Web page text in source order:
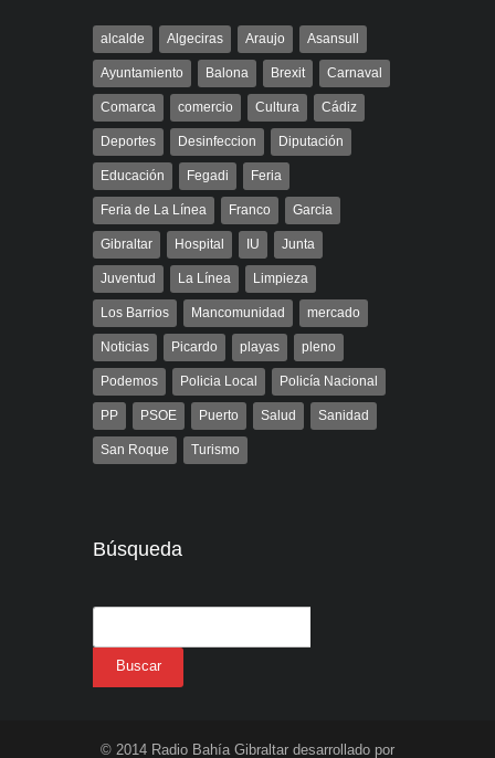
alcalde Algeciras Araujo Asansull
Ayuntamiento Balona Brexit Carnaval
Comarca comercio Cultura Cádiz
Deportes Desinfeccion Diputación
Educación Fegadi Feria
Feria de La Línea Franco Garcia
Gibraltar Hospital IU Junta
Juventud La Línea Limpieza
Los Barrios Mancomunidad mercado
Noticias Picardo playas pleno
Podemos Policia Local Policía Nacional
PP PSOE Puerto Salud Sanidad
San Roque Turismo
Búsqueda
© 2014 Radio Bahía Gibraltar desarrollado por